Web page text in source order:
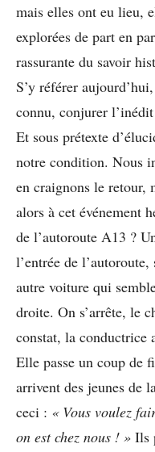
mais elles ont eu lieu,
explorées de part en
rassurante du savoir
S’y référer
connu, conjurer
Et sous prétexte
notre condition. Nous
en craignons le retour,
alors à cet événement
de l’autoroute A13 ?
l’entrée de
autre voiture qui
droite. On s’arrête, le
constat, la conductrice
Elle passe un coup de
arrivent des jeunes de
ceci : « Vous voulez
on est chez nous ! » Ils